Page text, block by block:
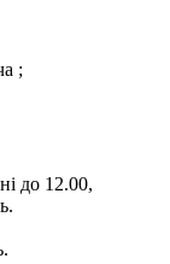
;
до 12.00,